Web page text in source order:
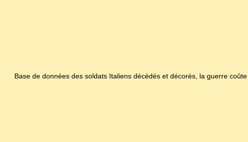
Base de données des soldats Italiens décédés et décorés, la guerre